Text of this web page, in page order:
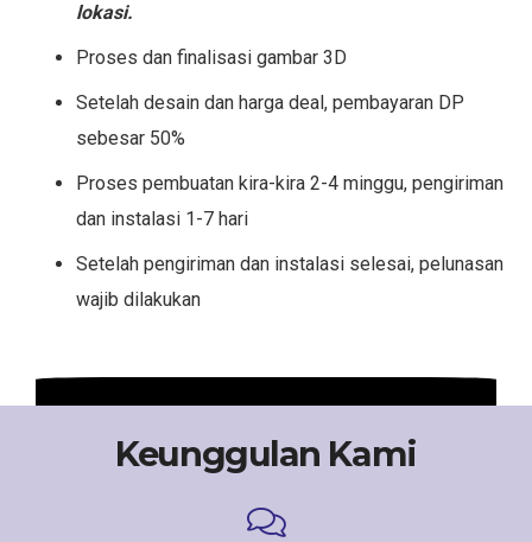
lokasi.
Proses dan finalisasi gambar 3D
Setelah desain dan harga deal, pembayaran DP
sebesar 50%
Proses pembuatan kira-kira 2-4 minggu, pengiriman
dan instalasi 1-7 hari
Setelah pengiriman dan instalasi selesai, pelunasan
wajib dilakukan
Keunggulan Kami